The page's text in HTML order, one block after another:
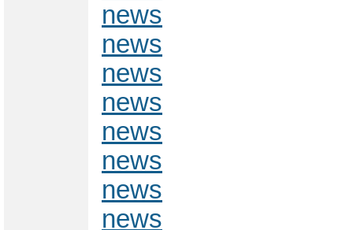
news
news
news
news
news
news
news
news